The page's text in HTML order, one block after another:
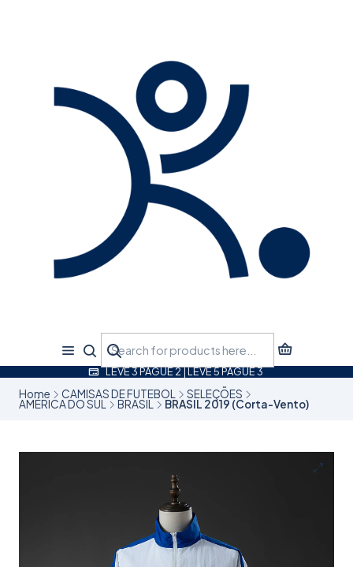
LEVE 3 PAGUE 2 | LEVE 5 PAGUE 3
Home CAMISAS DE FUTEBOL SELEÇÕES
AMÉRICA DO SUL BRASIL BRASIL 2019 (Corta-Vento)